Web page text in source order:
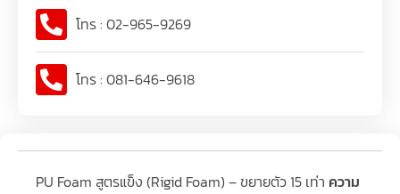
โทร : 02-965-9269
โทร : 081-646-9618
PU Foam สูตรแข็ง (Rigid Foam) – ขยายตัว 15 เท่า ความ